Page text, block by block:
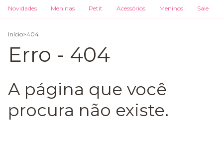
Novidades Meninas Petit Acessórios Meninos Sale
Início>404
Erro - 404
A página que você
procura não existe.